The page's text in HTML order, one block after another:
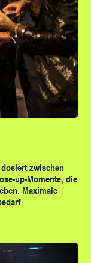
zwischen
up-Momente, die
Maximale